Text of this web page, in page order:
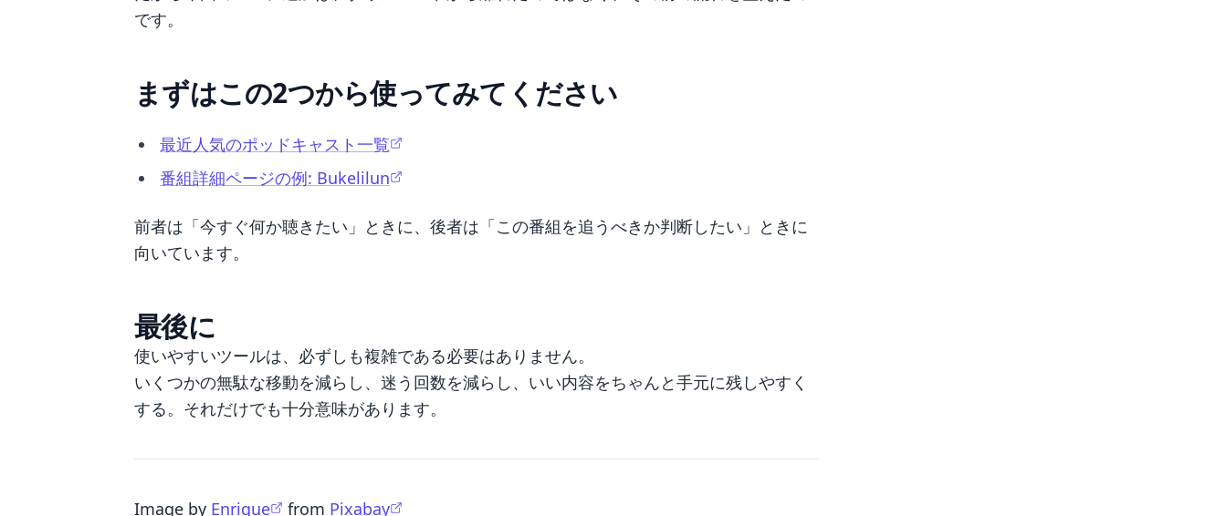
です。
まずはこの2つから使ってみてください
最近人気のポッドキャスト一覧
番組詳細ページの例: Bukelilun
前者は「今すぐ何か聴きたい」ときに、後者は「この番組を追うべきか判断したい」ときに
向いています。
最後に
使いやすいツールは、必ずしも複雑である必要はありません。
いくつかの無駄な移動を減らし、迷う回数を減らし、いい内容をちゃんと手元に残しやすく
する。それだけでも十分意味があります。
Image by Enrique from Pixabay